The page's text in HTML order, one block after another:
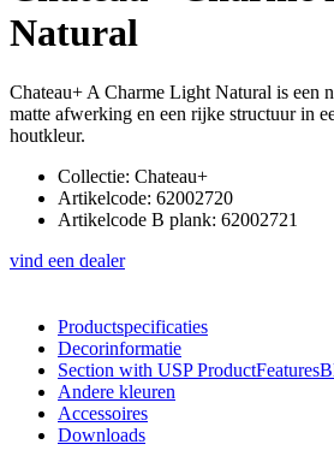
Natural
Chateau+ A Charme Light Natural is een
matte afwerking en een rijke structuur in
houtkleur.
Collectie: Chateau+
Artikelcode: 62002720
Artikelcode B plank: 62002721
vind een dealer
Productspecificaties
Decorinformatie
Section with USP
Andere kleuren
Accessoires
Downloads